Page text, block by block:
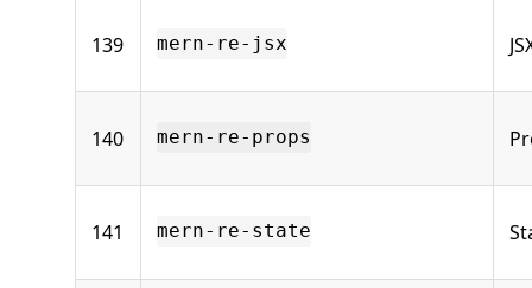
139 mern-re-jsx
140 mern-re-props
141 mern-re-state